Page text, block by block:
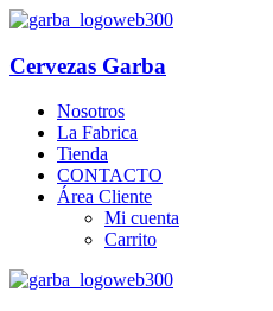
Cervezas Garba
Nosotros
La Fabrica
Tienda
CONTACTO
Área Cliente
Mi cuenta
Carrito